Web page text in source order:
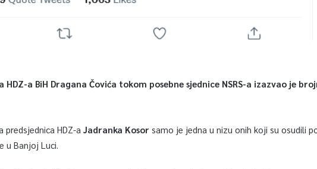
a BiH Dragana Čovića tokom posebne sjednice NSRS-a izazvao je
predsjednica HDZ-a Jadranka Kosor samo je jedna u nizu onih koji su osudili
u Banjoj Luci.